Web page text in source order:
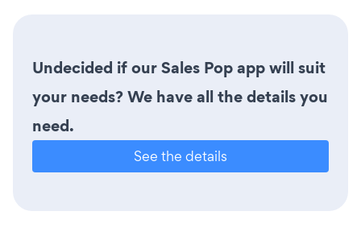
Undecided if our Sales Pop app will suit
your needs? We have all the details you
need.
See the details